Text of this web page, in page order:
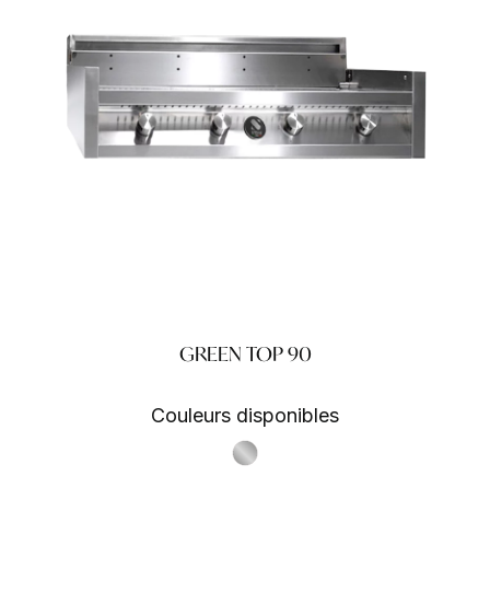
GREEN TOP 90
Couleurs disponibles
S.Steel SS